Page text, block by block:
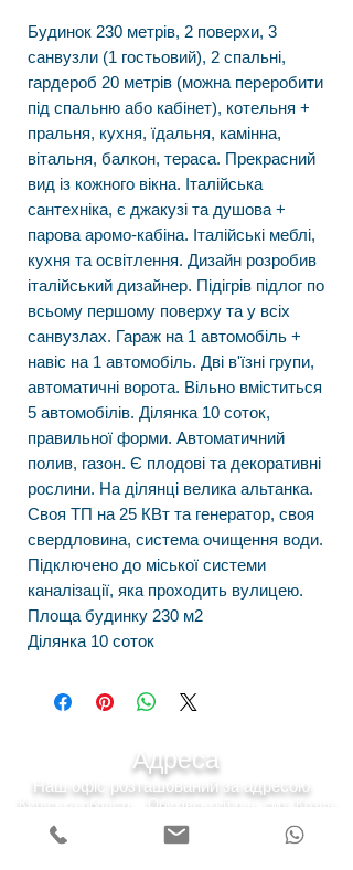
Будинок 230 метрів, 2 поверхи, 3
санвузли (1 гостьовий), 2 спальні,
гардероб 20 метрів (можна переробити
під спальню або кабінет), котельня +
пральня, кухня, їдальня, камінна,
вітальня, балкон, тераса. Прекрасний
вид із кожного вікна. Італійська
сантехніка, є джакузі та душова +
парова аромо-кабіна. Італійські меблі,
кухня та освітлення. Дизайн розробив
італійський дизайнер. Підігрів підлог по
всьому першому поверху та у всіх
санвузлах. Гараж на 1 автомобіль +
навіс на 1 автомобіль. Дві в'їзні групи,
автоматичні ворота. Вільно вміститься
5 автомобілів. Ділянка 10 соток,
правильної форми. Автоматичний
полив, газон. Є плодові та декоративні
рослини. На ділянці велика альтанка.
Своя ТП на 25 КВт та генератор, своя
свердловина, система очищення води.
Підключено до міської системи
каналізації, яка проходить вулицею.
Площа будинку 230 м2
Ділянка 10 соток
Адреса
Наш офіс розташований за адресою
Київська область , Обухівський р-н, смт. Козин
(Конча-Заспа) вул. Київська 43-а.